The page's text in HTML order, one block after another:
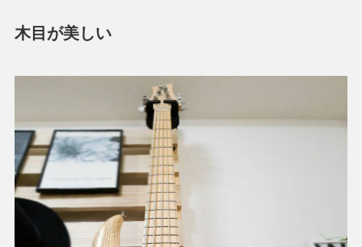
木目が美しい